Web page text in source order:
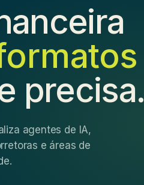
precisa.
agentes de IA,
e áreas de